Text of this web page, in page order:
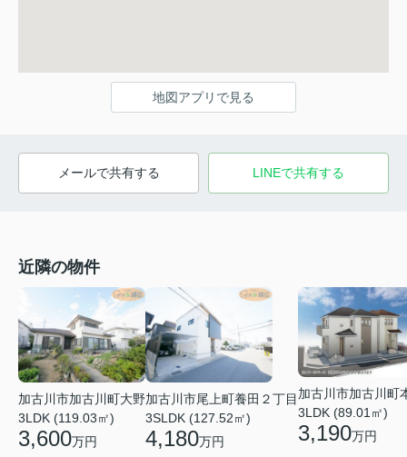
地図アプリで見る
メールで共有する LINEで共有する
近隣の物件
加古川市加古川町大野
3LDK (119.03㎡)
3,600万円
加古川市尾上町養田２丁目
3SLDK (127.52㎡)
4,180万円
加古川市加古川町
3LDK (89.01㎡)
3,190万円